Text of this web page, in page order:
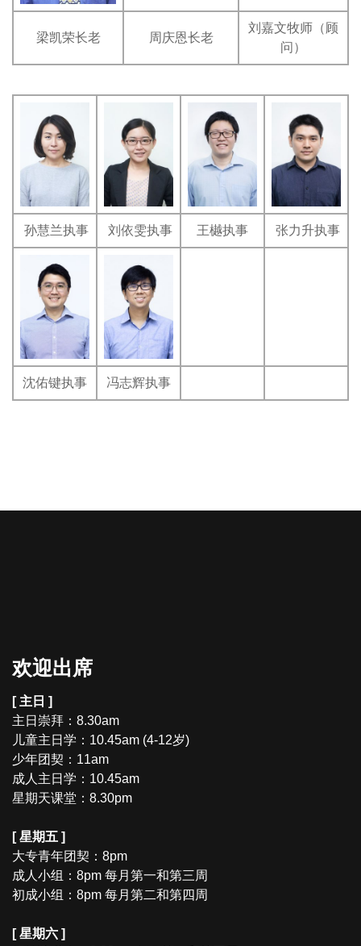
梁凯荣长老 周庆恩长老
刘嘉文牧师（顾
问）
孙慧兰执事 刘依雯执事 王樾执事 张力升执事
沈佑键执事 冯志辉执事
欢迎出席
[ 主日 ]
主日崇拜：8.30am
儿童主日学：10.45am (4-12岁)
少年团契：11am
成人主日学：10.45am
星期天课堂：8.30pm
[ 星期五 ]
大专青年团契：8pm
成人小组：8pm 每月第一和第三周
初成小组：8pm 每月第二和第四周
[ 星期六 ]